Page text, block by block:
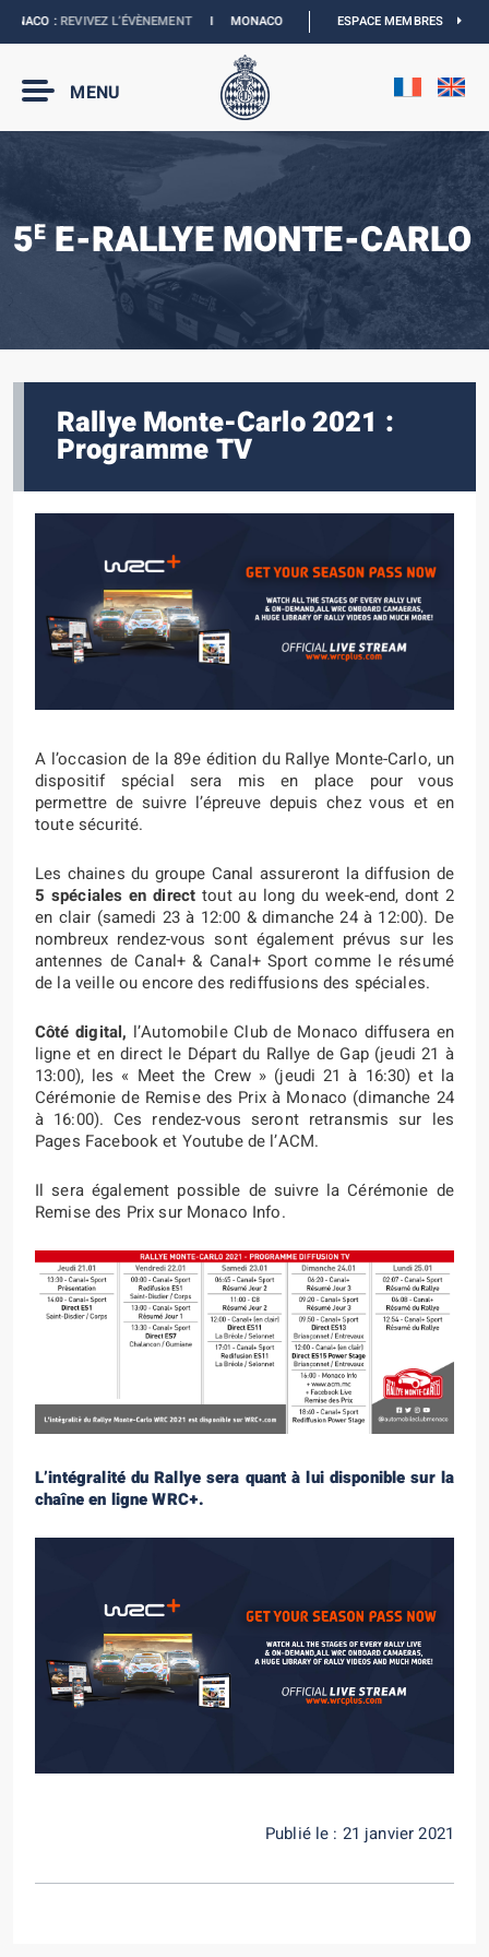
:REVIVEZ L’ÉVÈNEMENTIMONACO E-PRIX 2027 :NOUVELLES DATES
ESPACE MEMBRES
MENU
5EE-RALLYE MONTE-CARLO
Rallye Monte-Carlo 2021 :
Programme TV
A l’occasion de la 89e édition du Rallye Monte-Carlo, un
dispositif spécial sera mis en place pour vous
permettre de suivre l’épreuve depuis chez vous et en
toute sécurité.
Les chaines du groupe Canal assureront la diffusion de
5 spéciales en direct tout au long du week-end, dont 2
en clair (samedi 23 à 12:00 & dimanche 24 à 12:00). De
nombreux rendez-vous sont également prévus sur les
antennes de Canal+ & Canal+ Sport comme le résumé
de la veille ou encore des rediffusions des spéciales.
Côté digital, l’Automobile Club de Monaco diffusera en
ligne et en direct le Départ du Rallye de Gap (jeudi 21 à
13:00), les « Meet the Crew » (jeudi 21 à 16:30) et la
Cérémonie de Remise des Prix à Monaco (dimanche 24
à 16:00). Ces rendez-vous seront retransmis sur les
Pages Facebook et Youtube de l’ACM.
Il sera également possible de suivre la Cérémonie de
Remise des Prix sur Monaco Info.
L’intégralité du Rallye sera quant à lui disponible sur la
chaîne en ligne WRC+.
Publié le : 21 janvier 2021